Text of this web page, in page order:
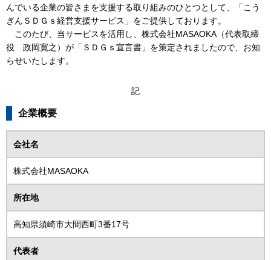
んでいる企業の皆さまを支援する取り組みのひとつとして、「こう
ぎんＳＤＧｓ経営支援サービス」をご提供しております。
このたび、当サービスを活用し、株式会社MASAOKA（代表取締
役 政岡寛之）が「ＳＤＧｓ宣言書」を策定されましたので、お知
らせいたします。
記
企業概要
会社名
株式会社MASAOKA
所在地
高知県須崎市大間西町3番17号
代表者